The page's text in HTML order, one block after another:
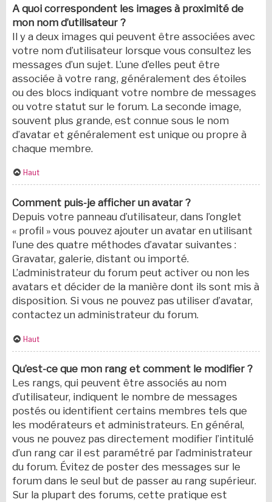
A quoi correspondent les images à proximité de
mon nom d’utilisateur ?
Il y a deux images qui peuvent être associées avec
votre nom d’utilisateur lorsque vous consultez les
messages d’un sujet. L’une d’elles peut être
associée à votre rang, généralement des étoiles
ou des blocs indiquant votre nombre de messages
ou votre statut sur le forum. La seconde image,
souvent plus grande, est connue sous le nom
d’avatar et généralement est unique ou propre à
chaque membre.
Haut
Comment puis-je afficher un avatar ?
Depuis votre panneau d’utilisateur, dans l’onglet
« profil » vous pouvez ajouter un avatar en utilisant
l’une des quatre méthodes d’avatar suivantes :
Gravatar, galerie, distant ou importé.
L’administrateur du forum peut activer ou non les
avatars et décider de la manière dont ils sont mis à
disposition. Si vous ne pouvez pas utiliser d’avatar,
contactez un administrateur du forum.
Haut
Qu’est-ce que mon rang et comment le modifier ?
Les rangs, qui peuvent être associés au nom
d’utilisateur, indiquent le nombre de messages
postés ou identifient certains membres tels que
les modérateurs et administrateurs. En général,
vous ne pouvez pas directement modifier l’intitulé
d’un rang car il est paramétré par l’administrateur
du forum. Évitez de poster des messages sur le
forum dans le seul but de passer au rang supérieur.
Sur la plupart des forums, cette pratique est